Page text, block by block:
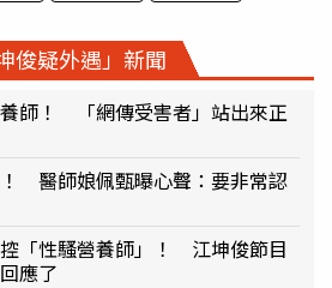
俊疑外遇」新聞
師！ 「網傳受害者」站出來正
醫師娘佩甄曝心聲：要非常認
「性騷營養師」！ 江坤俊節目
應了